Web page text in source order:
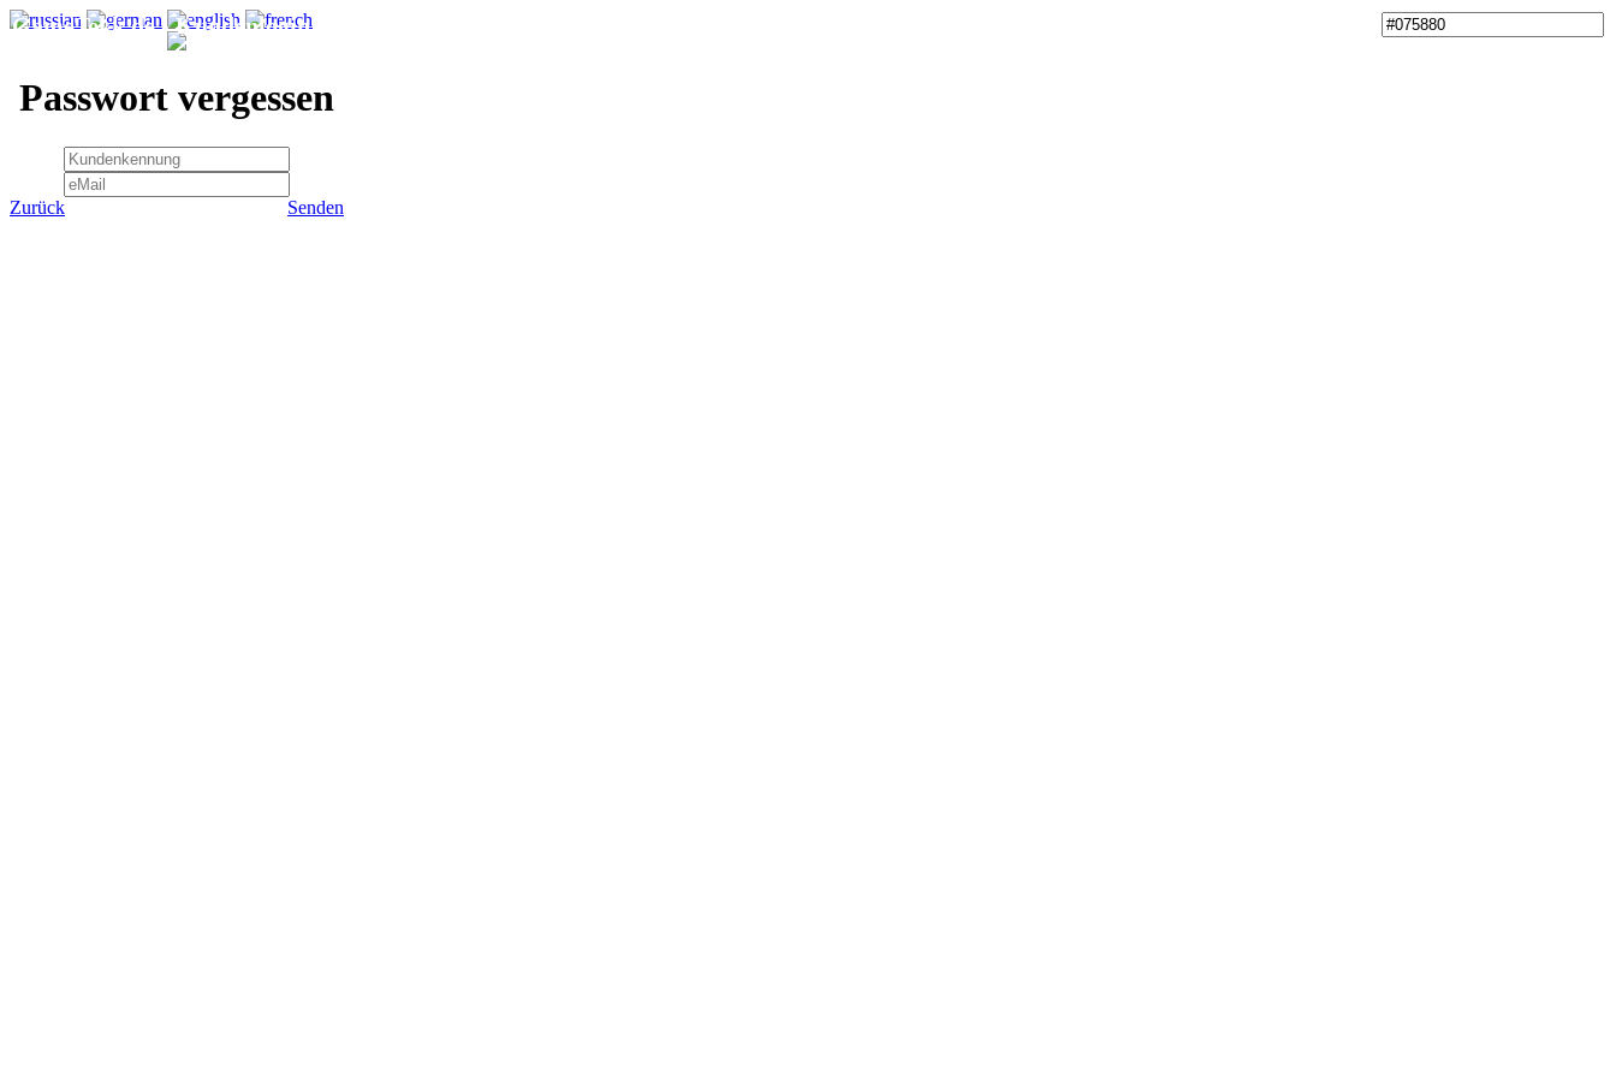
GameTekk.de - Kundenlogin
Passwort vergessen
Zurück Senden